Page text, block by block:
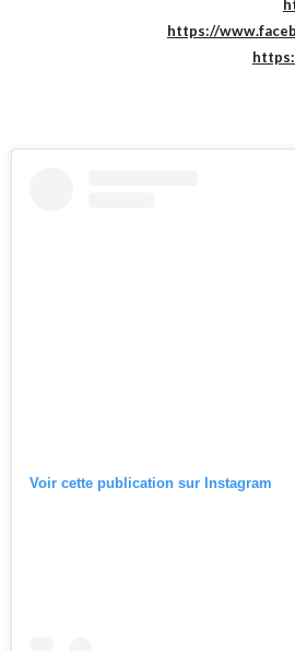
https://
Voir cette publication sur Instagram